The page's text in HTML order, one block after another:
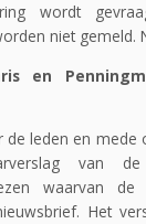
wordt
niet gemeld.
en
leden en mede
van
waarvan
Het